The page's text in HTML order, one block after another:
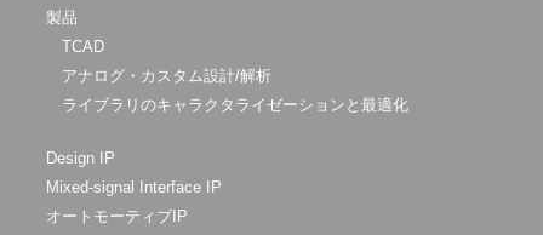
製品
TCAD
アナログ・カスタム設計/解析
ライブラリのキャラクタライゼーションと最適化
Design IP
Mixed-signal Interface IP
オートモーティブIP